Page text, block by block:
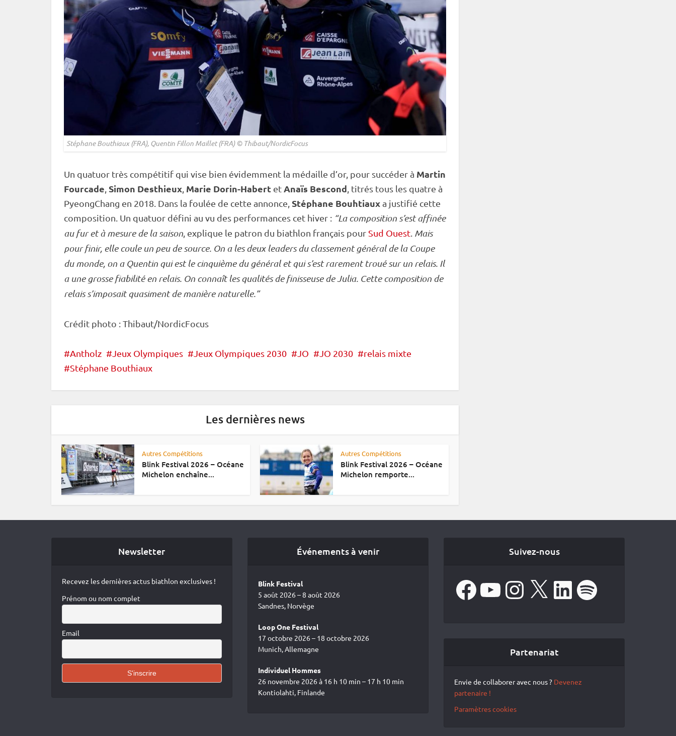
Stéphane Bouthiaux (FRA), Quentin Fillon Maillet (FRA) © Thibaut/NordicFocus
Un quatuor très compétitif qui vise bien évidemment la médaille d’or, pour succéder à Martin
Fourcade Simon Desthieux Marie Dorin-Habert etAnaïs Bescond , titrés tous les quatre à
PyeongChang en 2018. Dans la foulée de cette annonce, Stéphane Bouhtiauxa justifié cette
composition. Un quatuor défini au vu des performances cet hiver : “La composition s’est affinée
au fur et à mesure de la saison , explique le patron du biathlon français pour Sud Ouest Mais
pour finir, elle coule un peu de source. On a les deux leaders du classement général de la Coupe
du monde, on a Quentin qui est le cinquième du général et qui s’est rarement troué sur un relais. Il
a une grosse fiabilité en relais. On connaît les qualités de finisseuse de Julia. Cette composition de
relaiss’imposait quasiment de manière naturelle.”
Crédit photo : Thibaut/NordicFocus
Antholz Jeux Olympiques Jeux Olympiques 2030 JO JO 2030
relais mixte
Stéphane Bouthiaux
Les dernières news
Autres Compétitions
Blink Festival 2026 – Océane
Michelon enchaîne...
Autres Compétitions
Blink Festival 2026 – Océane
Michelon remporte...
Newsletter
Recevez les dernières actus biathlon exclusives !
Prénom ou nom complet
Email
Événements à venir
Blink Festival
5 août 2026 – 8 août 2026
Sandnes, Norvège
Loop One Festival
17 octobre 2026 – 18 octobre 2026
Munich, Allemagne
Individuel Hommes
26 novembre 2026 à 16 h 10 min – 17 h 10 min
Kontiolahti, Finlande
Suivez-nous
FacebookYouTube Instagram
X LinkedIn Spotify
Partenariat
Envie de collaborer avec nous ? Devenez
partenaire !
Paramètres cookies